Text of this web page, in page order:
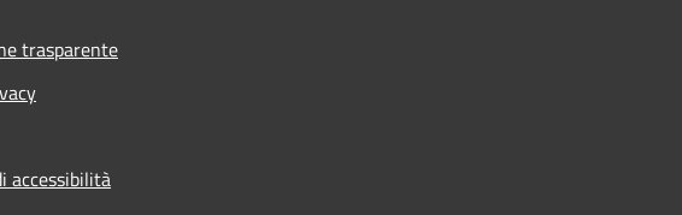
trasparente
accessibilità